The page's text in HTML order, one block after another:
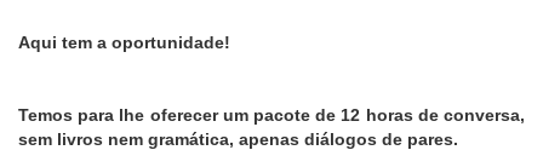
Aqui tem a oportunidade!
Temos para lhe oferecer um pacote de 12 horas de conversa,
sem livros nem gramática, apenas diálogos de pares.